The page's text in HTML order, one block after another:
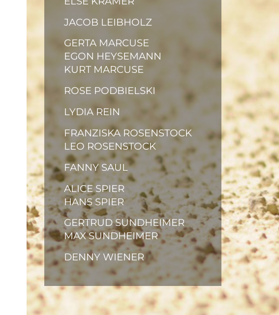
JACOB LEIBHOLZ
GERTA MARCUSE
EGON HEYSEMANN
KURT MARCUSE
ROSE PODBIELSKI
LYDIA REIN
FRANZISKA ROSENSTOCK
LEO ROSENSTOCK
FANNY SAUL
ALICE SPIER
HANS SPIER
GERTRUD SUNDHEIMER
MAX SUNDHEIMER
DENNY WIENER